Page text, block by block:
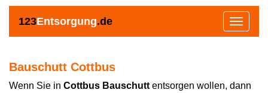
123Entsorgung.de
Toggle
Bauschutt Cottbus
Wenn Sie in Cottbus Bauschutt entsorgen wollen, dann